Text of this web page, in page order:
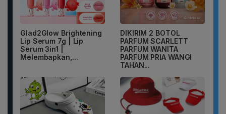
Glad2Glow Brightening
Lip Serum 7g | Lip
Serum 3in1 |
Melembapkan,...
DIKIRIM 2 BOTOL
PARFUM SCARLETT
PARFUM WANITA
PARFUM PRIA WANGI
TAHAN...